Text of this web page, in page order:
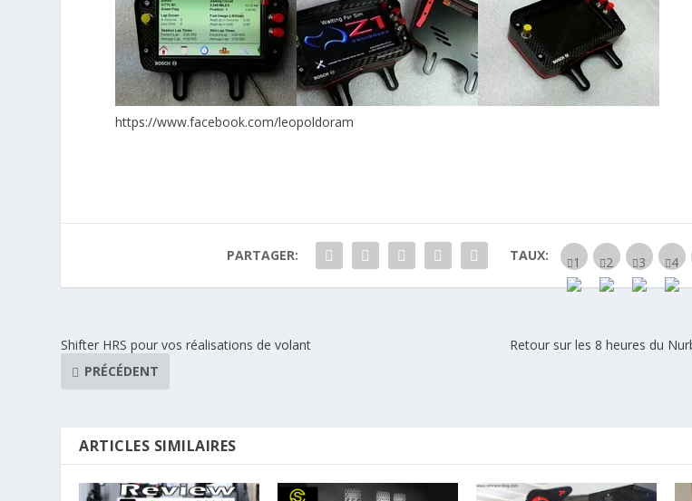
https://www.facebook.com/leopoldoram
PARTAGER: TAUX:
Shifter HRS pour vos réalisations de volant
PRÉCÉDENT
Retour sur les 8 heures du
ARTICLES SIMILAIRES